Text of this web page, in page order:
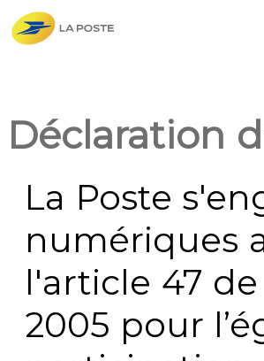
Déclaration
La Poste
numériques
l'article 47 de
2005 pour